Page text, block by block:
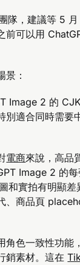
隊，建議等 5
前可以用
景：
Image 2 的
別適合同時需要
電商來說，高品
Image 2 的
和實拍有明顯差
、商品頁
角色一致性功能
銷素材。這在